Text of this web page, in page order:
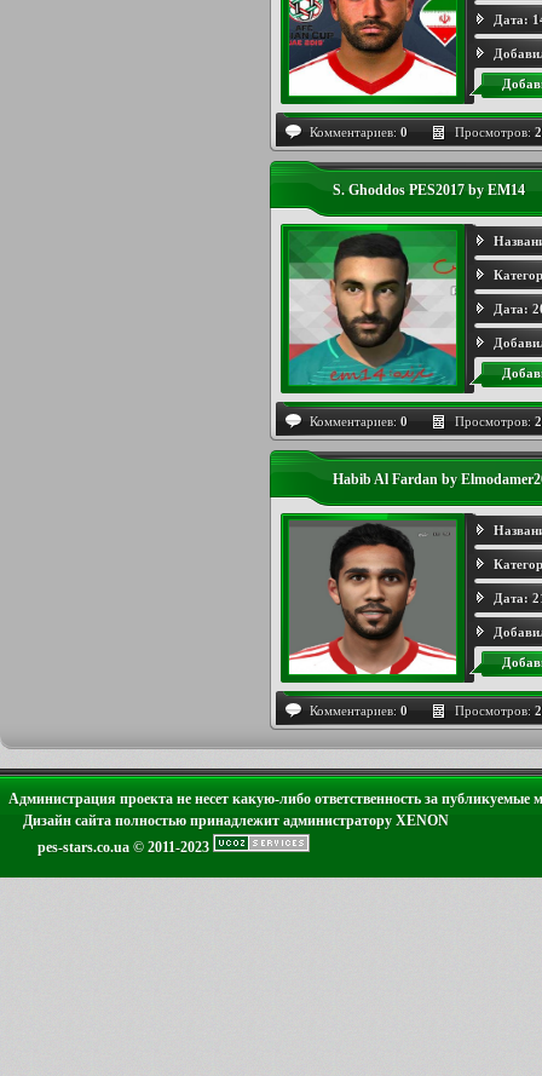
Дата:
Комментариев: 0 Просмотров:
S. Ghoddos PES2017 by EM14
Дата:
Комментариев: 0 Просмотров:
Habib Al Fardan by
Дата:
Комментариев: 0 Просмотров:
Администрация проекта не несет какую-либо ответственность за публикуемые
Дизайн сайта полностью принадлежит администратору XENON
pes-stars.co.ua © 2011-2023